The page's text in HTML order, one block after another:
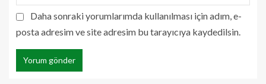
Daha sonraki yorumlarımda kullanılması için adım, e-
posta adresim ve site adresim bu tarayıcıya kaydedilsin.